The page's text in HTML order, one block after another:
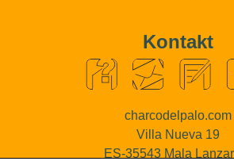
Kontakt
charcodelpalo.com
Villa Nueva 19
ES-35543 Mala